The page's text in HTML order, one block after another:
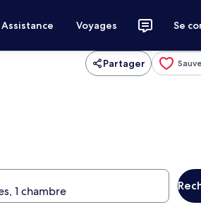
Assistance Voyages Se
Partager